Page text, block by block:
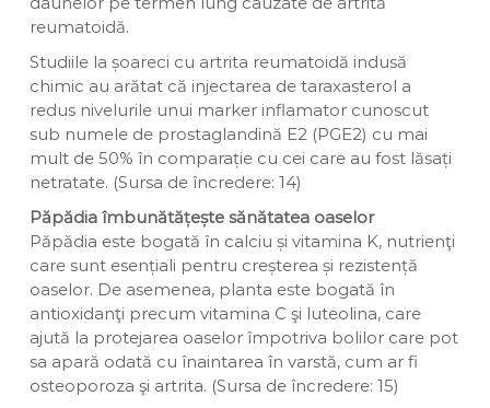
reumatoidă.
Studiile la șoareci cu artrita reumatoidă indusă
chimic au arătat că injectarea de taraxasterol a
redus nivelurile unui marker inflamator cunoscut
sub numele de prostaglandină E2 (PGE2) cu mai
mult de 50% în comparație cu cei care au fost lăsați
netratate. (Sursa de încredere: 14)
Păpădia îmbunătățește sănătatea oaselor
Păpădia este bogată în calciu și vitamina K, nutrienţi
care sunt esențiali pentru creșterea și rezistență
oaselor. De asemenea, planta este bogată în
antioxidanţi precum vitamina C şi luteolina, care
ajută la protejarea oaselor împotriva bolilor care pot
sa apară odată cu înaintarea în varstă, cum ar fi
osteoporoza şi artrita. (Sursa de încredere: 15)